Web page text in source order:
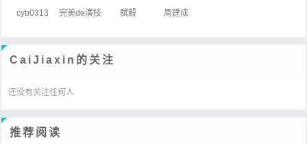
cyb0313 完美de演技 弑毅 周建成
CaiJiaxin的关注
还没有关注任何人
推荐阅读